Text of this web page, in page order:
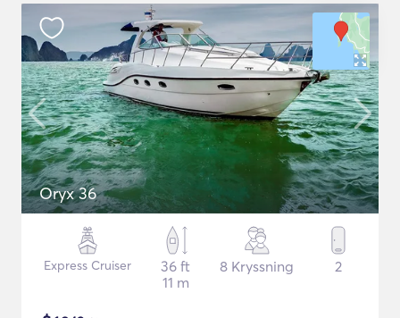
Oryx 36
Express Cruiser
36 ft
11 m
8 Kryssning 2